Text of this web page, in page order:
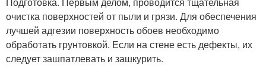
очистка поверхностей от пыли и грязи. Для обеспечения
лучшей адгезии поверхность обоев необходимо
обработать грунтовкой. Если на стене есть дефекты, их
следует зашпатлевать и зашкурить.